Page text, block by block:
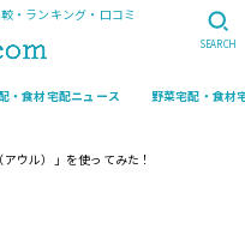
・ランキング・口コミ
・食材宅配ニュース 野菜宅配・食材
SEARCH
ウル）」を使ってみた！